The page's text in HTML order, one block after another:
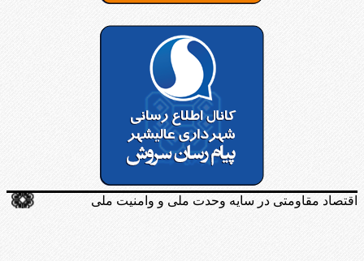
اقتصاد مقاومتی در سایه وحدت ملی و وامنیت ملی